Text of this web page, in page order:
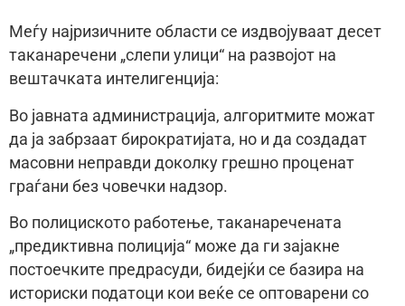
Меѓу најризичните области се издвојуваат десет
таканаречени „слепи улици“ на развојот на
вештачката интелигенција:
Во јавната администрација, алгоритмите можат
да ја забрзаат бирократијата, но и да создадат
масовни неправди доколку грешно проценат
граѓани без човечки надзор.
Во полициското работење, таканаречената
„предиктивна полиција“ може да ги зајакне
постоечките предрасуди, бидејќи се базира на
историски податоци кои веќе се оптоварени со